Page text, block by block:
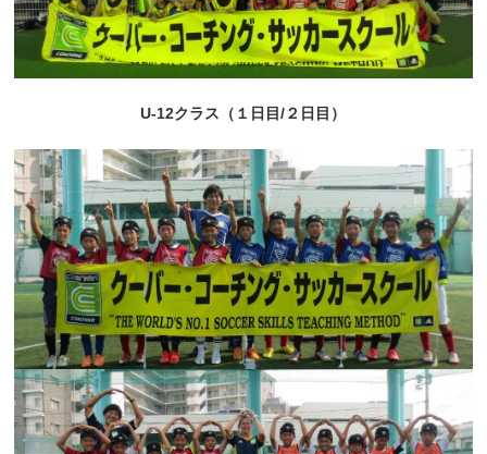
U-12クラス（１日目/２日目）